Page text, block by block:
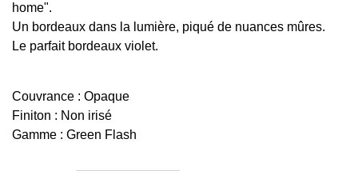
home".
Un bordeaux dans la lumière, piqué de nuances mûres.
Le parfait bordeaux violet.
Couvrance : Opaque
Finiton : Non irisé
Gamme : Green Flash